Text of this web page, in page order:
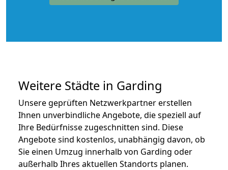
Weitere Städte in Garding
Unsere geprüften Netzwerkpartner erstellen
Ihnen unverbindliche Angebote, die speziell auf
Ihre Bedürfnisse zugeschnitten sind. Diese
Angebote sind kostenlos, unabhängig davon, ob
Sie einen Umzug innerhalb von Garding oder
außerhalb Ihres aktuellen Standorts planen.